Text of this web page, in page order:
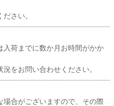
さい。
荷までに数か月お時間がかか
をお問い合わせください。
合がございますので、その際